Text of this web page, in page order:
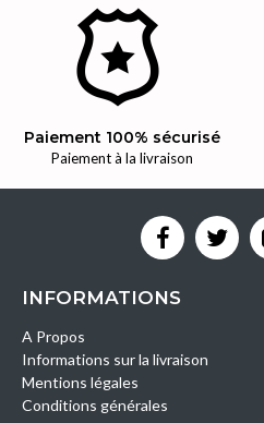
Paiement 100% sécurisé
Paiement à la livraison
INFORMATIONS
A Propos
Informations sur la livraison
Mentions légales
Conditions générales